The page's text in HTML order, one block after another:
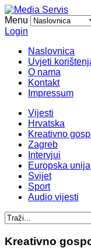
Menu
Login
Naslovnica
Uvjeti
O nama
Kontakt
Impressum
Vijesti
Hrvatska
Kreativno
Zagreb
Intervjui
Europska unija
Svijet
Sport
Audio vijesti
Kreativno